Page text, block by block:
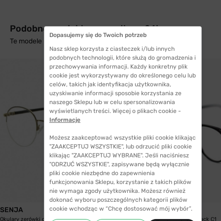
Podobne produkty z wysyłką w 24h
Te modele mogą Cię zainteresować
SENJA
Okulary zerówki do komputera z powłoką BLUE...
Gepetto
Gepetto Komoe Black C1
Dopasujemy się do Twoich potrzeb
Nasz sklep korzysta z ciasteczek i/lub innych
podobnych technologii, które służą do gromadzenia i
przechowywania informacji. Każdy konkretny plik
cookie jest wykorzystywany do określonego celu lub
celów, takich jak identyfikacja użytkownika,
uzyskiwanie informacji sposobie korzystania ze
naszego Sklepu lub w celu spersonalizowania
wyświetlanych treści. Więcej o plikach cookie -
Informacje
Możesz zaakceptować wszystkie pliki cookie klikając
"ZAAKCEPTUJ WSZYSTKIE", lub odrzucić pliki cookie
klikając "ZAAKCEPTUJ WYBRANE". Jeśli naciśniesz
"ODRZUĆ WSZYSTKIE", zapisywane będą wyłącznie
pliki cookie niezbędne do zapewnienia
funkcjonowania Sklepu, korzystanie z takich plików
nie wymaga zgody użytkownika. Możesz również
dokonać wyboru poszczególnych kategorii plików
cookie wchodząc w “Chcę dostosować mój wybór”.